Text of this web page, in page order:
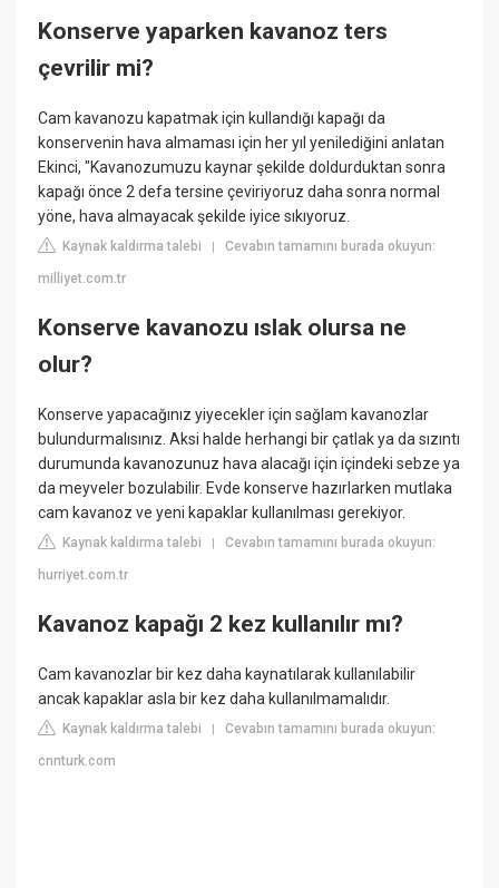
Konserve yaparken kavanoz ters
çevrilir mi?
Cam kavanozu kapatmak için kullandığı kapağı da
konservenin hava almaması için her yıl yenilediğini anlatan
Ekinci, "Kavanozumuzu kaynar şekilde doldurduktan sonra
kapağı önce 2 defa tersine çeviriyoruz daha sonra normal
yöne, hava almayacak şekilde iyice sıkıyoruz.
Kaynak kaldırma talebi |Cevabın tamamını burada okuyun:
milliyet.com.tr
Konserve kavanozu ıslak olursa ne
olur?
Konserve yapacağınız yiyecekler için sağlam kavanozlar
bulundurmalısınız. Aksi halde herhangi bir çatlak ya da sızıntı
durumunda kavanozunuz hava alacağı için içindeki sebze ya
da meyveler bozulabilir. Evde konserve hazırlarken mutlaka
cam kavanoz ve yeni kapaklar kullanılması gerekiyor.
Kaynak kaldırma talebi |Cevabın tamamını burada okuyun:
hurriyet.com.tr
Kavanoz kapağı 2 kez kullanılır mı?
Cam kavanozlar bir kez daha kaynatılarak kullanılabilir
ancak kapaklar asla bir kez daha kullanılmamalıdır.
Kaynak kaldırma talebi |Cevabın tamamını burada okuyun:
cnnturk.com